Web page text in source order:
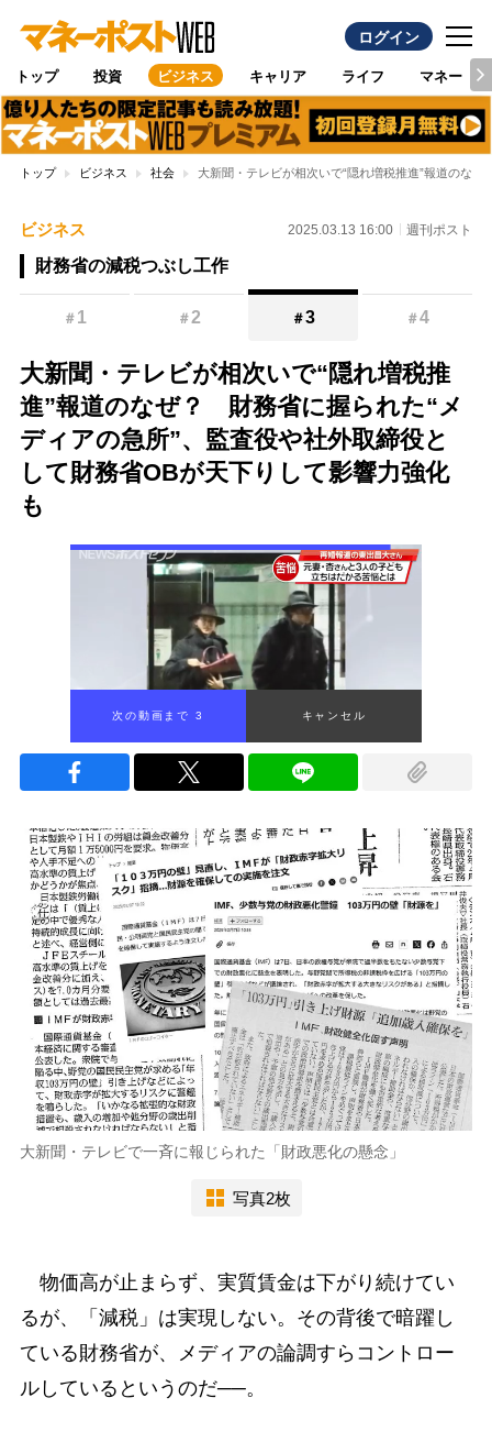
ログイン
トップ 投資 ビジネス キャリア ライフ マネー
トップ ビジネス 社会 大新聞・テレビが相次いで“隠れ増税推進”報道のな
ビジネス 2025.03.13 16:00 週刊ポスト
財務省の減税つぶし工作
＃ 1 ＃2 ＃3 ＃4
大新聞・テレビが相次いで“隠れ増税推
進”報道のなぜ？ 財務省に握られた“メ
ディアの急所”、監査役や社外取締役と
して財務省OBが天下りして影響力強化
も
次の動画まで 2 キャンセル
大新聞・テレビで一斉に報じられた「財政悪化の懸念」
写真2枚
物価高が止まらず、実質賃金は下がり続けてい
るが、「減税」は実現しない。その背後で暗躍し
ている財務省が、メディアの論調すらコントロー
ルしているというのだ──。